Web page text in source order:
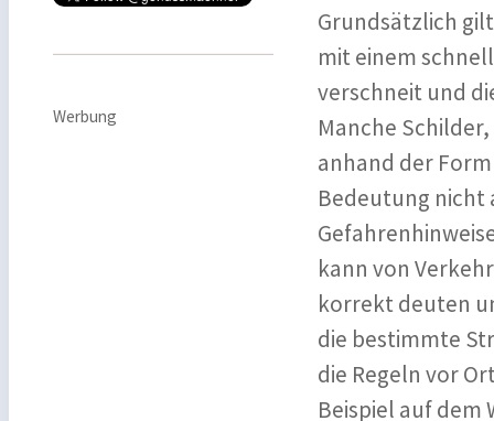
Werbung
Grundsätzlich
mit einem
verschneit und
Manche
anhand der
Bedeutung nicht
kann von
korrekt deuten
die bestimmte
die Regeln vor
Beispiel auf dem